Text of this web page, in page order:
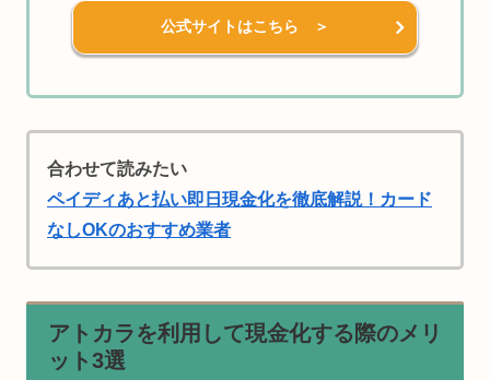
公式サイトはこちら ＞
合わせて読みたい
ペイディあと払い即日現金化を徹底解説！カード
なしOKのおすすめ業者
アトカラを利用して現金化する際のメリ
ット3選